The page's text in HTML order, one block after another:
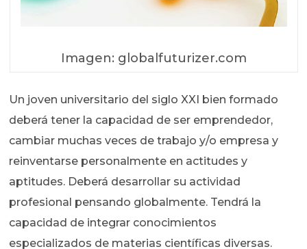
Imagen: globalfuturizer.com
Un joven universitario del siglo XXI bien formado
deberá tener la capacidad de ser emprendedor,
cambiar muchas veces de trabajo y/o empresa y
reinventarse personalmente en actitudes y
aptitudes. Deberá desarrollar su actividad
profesional pensando globalmente. Tendrá la
capacidad de integrar conocimientos
especializados de materias científicas diversas.